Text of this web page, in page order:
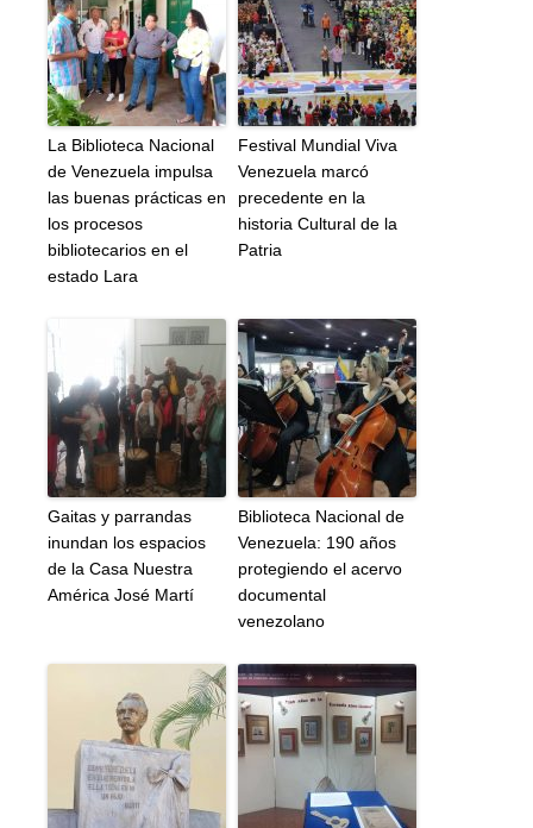
La Biblioteca Nacional
de Venezuela impulsa
las buenas prácticas en
los procesos
bibliotecarios en el
estado Lara
Festival Mundial Viva
Venezuela marcó
precedente en la
historia Cultural de la
Patria
Gaitas y parrandas
inundan los espacios
de la Casa Nuestra
América José Martí
Biblioteca Nacional de
Venezuela: 190 años
protegiendo el acervo
documental
venezolano